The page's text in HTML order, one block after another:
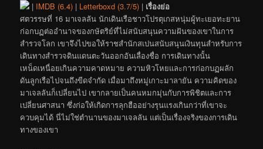
| IMDB (6.4) | Letterboxd (3.7/5) | เรื่องย่อ
ศตวรรษที่ 16 มาเจลลัน นักเดินเรือชาวโปรตุเกสหนุ่มผู้ทะเยอทะยาน
ก่อกบฏต่ออำนาจของกษัตริย์ที่ไม่สนับสนุนความฝันของเขาในการ
สำรวจโลก เขาจึงไปขอให้ราชสำนักสเปนสนับสนุนเงินทุนสำหรับการ
เดินทางสำรวจดินแดนตะวันออกอันเลื่องชื่อ การเดินทางนั้น
เหน็ดเหนื่อยเกินความคาดหมาย ความหิวโหยและการก่อกบฏผลัก
ดันลูกเรือไปจนถึงขีดจำกัด เมื่อมาถึงหมู่เกาะมาลายัน ความคิดของ
มาเจลลันก็เปลี่ยนไป เขากลายเป็นคนหมกมุ่นกับการพิชิตและการ
เปลี่ยนศาสนา ซึ่งก่อให้เกิดการลุกฮืออย่างรุนแรงเกินกว่าที่เขาจะ
ควบคุมได้ นี่ไม่ใช่ตำนานของมาเจลลัน แต่เป็นเรื่องจริงของการเดิน
ทางของเขา